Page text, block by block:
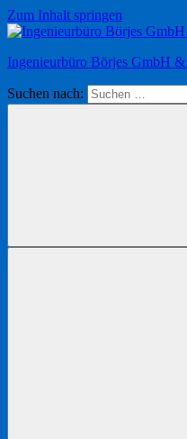
Zum Inhalt springen
Ingenieurbüro Börjes GmbH
Suchen nach: